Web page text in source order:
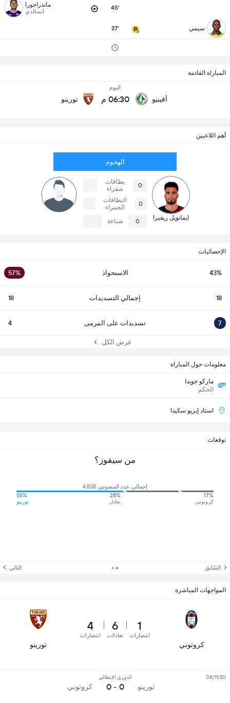
45' ماندراجورا
انسالدي
سيمي 27'
المباراة القادمة
أفينيو
اليوم
06:30 م تورينو
أهم اللاعبين
الهجوم
ايمانويل ريفيرا
0
بطاقات
صفراء
0
البطاقات
الحمراء
0
صناعة
الإحصائيات
43% الاستحواذ 57%
18 إجمالي التسديدات 18
7 تسديدات على المرمى 4
عرض الكل
معلومات حول المباراة
ماركو جويدا
الحكم
استاد إيزيو سكيدا
توقعات
من سيفوز؟
إجمالي عدد المصوتين 4,838
17%
كروتوني
28%
تعادل
55%
تورينو
السّابق التالي
المواجهات المباشرة
كروتوني
1
انتصارات
6
تعادلات
4
انتصارات
تورينو
تورينو
الدوري الإيطالي
0 - 0 كروتوني
08/11/20